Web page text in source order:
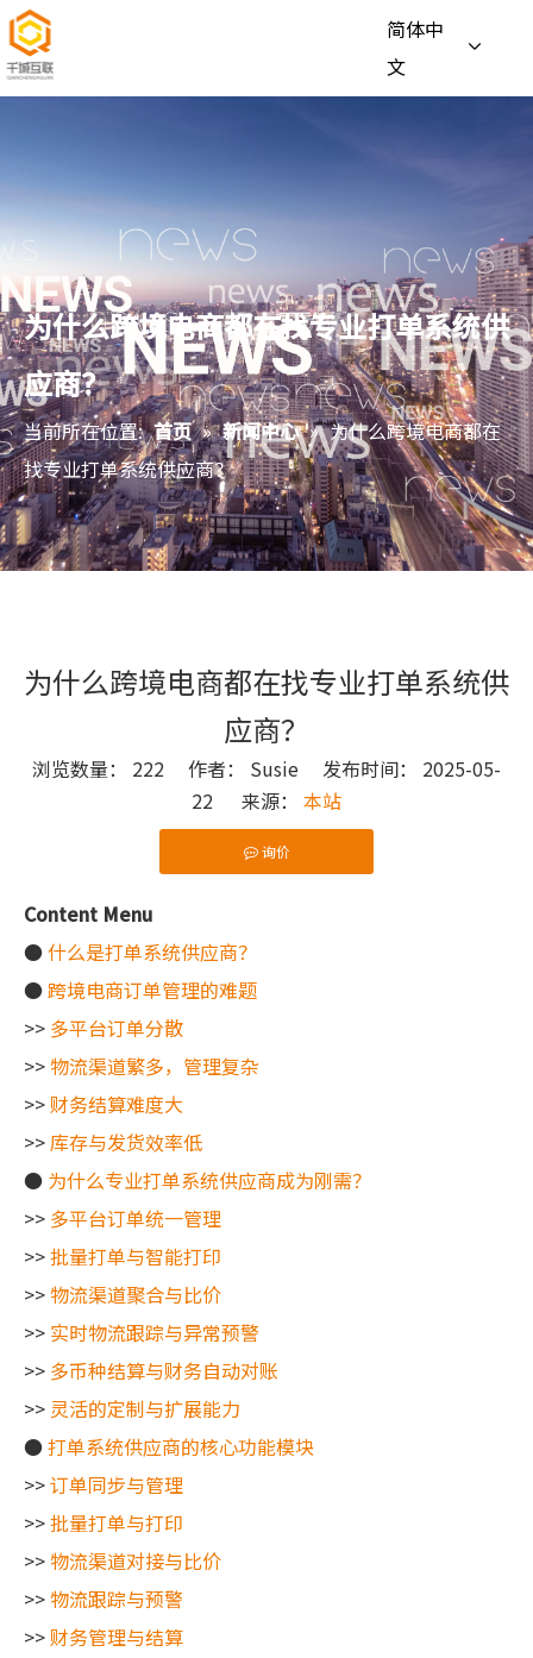
简体中
文
为什么跨境电商都在找专业打单系统供
应商？
当前所在位置: 首页 » 新闻中心 » 为什么跨境电商都在
找专业打单系统供应商？
为什么跨境电商都在找专业打单系统供
应商？
浏览数量： 222 作者： Susie 发布时间： 2025-05-
22 来源： 本站
询价
["wechat"]
Content Menu
●什么是打单系统供应商？
●跨境电商订单管理的难题
>> 多平台订单分散
>> 物流渠道繁多，管理复杂
>> 财务结算难度大
>>库存与发货效率低
● 为什么专业打单系统供应商成为刚需？
>> 多平台订单统一管理
>>批量打单与智能打印
>> 物流渠道聚合与比价
>> 实时物流跟踪与异常预警
>> 多币种结算与财务自动对账
>> 灵活的定制与扩展能力
●打单系统供应商的核心功能模块
>>订单同步与管理
>>批量打单与打印
>> 物流渠道对接与比价
>> 物流跟踪与预警
>> 财务管理与结算